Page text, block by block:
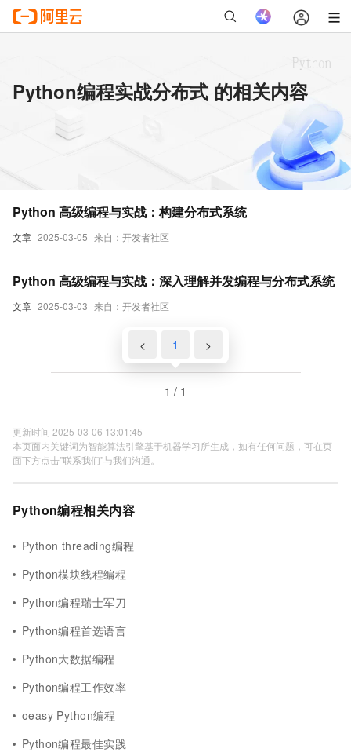
Python编程实战分布式 的相关内容
文章 2025-03-05 来自：开发者社区
Python 高级编程与实战：构建分布式系统
文章 2025-03-03 来自：开发者社区
Python 高级编程与实战：深入理解并发编程与分布式系统
< 1 >
1 / 1
更新时间 2025-03-06 13:01:45
本页面内关键词为智能算法引擎基于机器学习所生成，如有任何问题，可在页
面下方点击"联系我们"与我们沟通。
Python编程相关内容
Python threading编程
Python模块线程编程
Python编程瑞士军刀
Python编程首选语言
Python大数据编程
Python编程工作效率
oeasy Python编程
Python编程最佳实践